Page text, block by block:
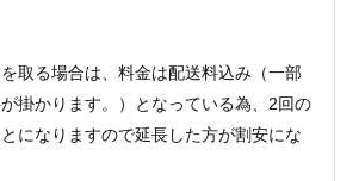
取る場合は、料金は配送料込み（一部
掛かります。）となっている為、2回の
になりますので延長した方が割安にな